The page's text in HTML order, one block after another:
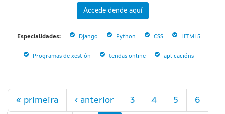
Accede dende aquí
Especialidades: Django Python CSS HTML5
Programas de xestión tendas online aplicacións
Páxinas
« primeira ‹ anterior 3 4 5 6